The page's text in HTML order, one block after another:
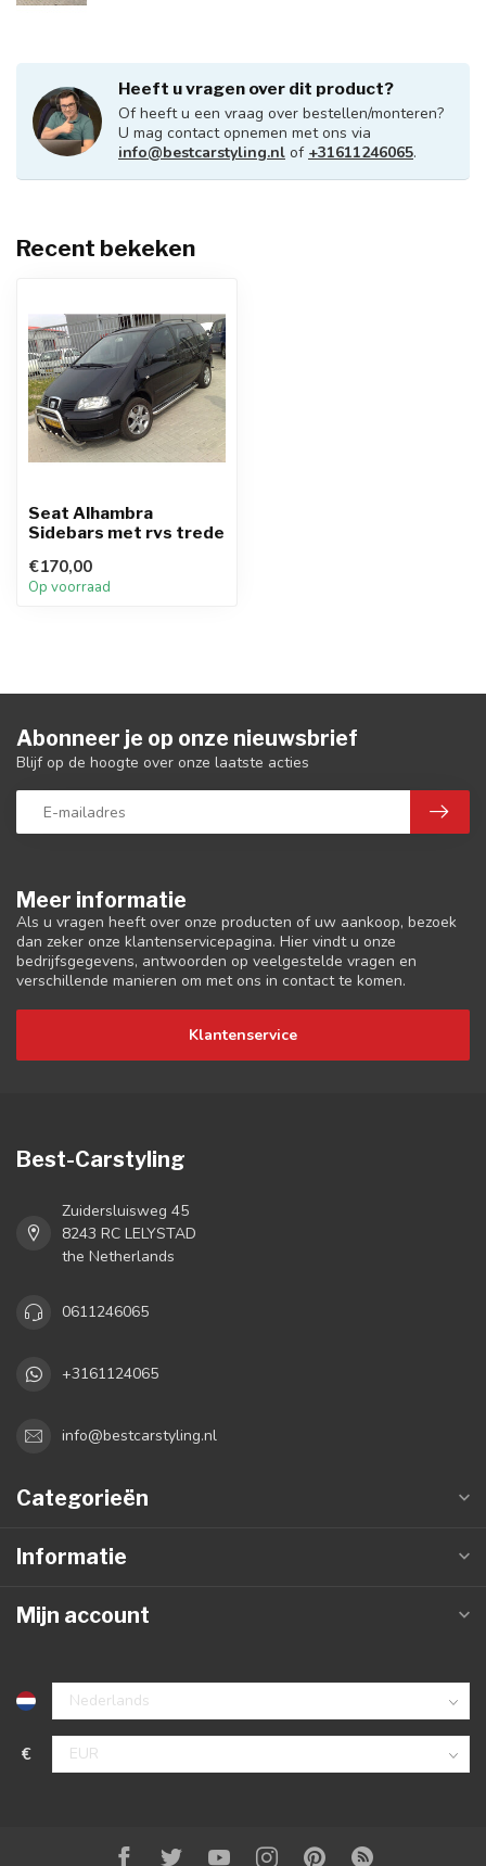
Heeft u vragen over dit product?
Of heeft u een vraag over bestellen/monteren?
U mag contact opnemen met ons via
info@bestcarstyling.nl of +31611246065.
Recent bekeken
Seat Alhambra
Sidebars met rvs trede
€170,00
Op voorraad
Meer informatie
Als u vragen heeft over onze producten of uw aankoop, bezoek
dan zeker onze klantenservicepagina. Hier vindt u onze
bedrijfsgegevens, antwoorden op veelgestelde vragen en
verschillende manieren om met ons in contact te komen.
Klantenservice
Abonneer je op onze nieuwsbrief
Blijf op de hoogte over onze laatste acties
Best-Carstyling
Zuidersluisweg 45
8243 RC LELYSTAD
the Netherlands
0611246065
+3161124065
info@bestcarstyling.nl
Categorieën
Informatie
Mijn account
€